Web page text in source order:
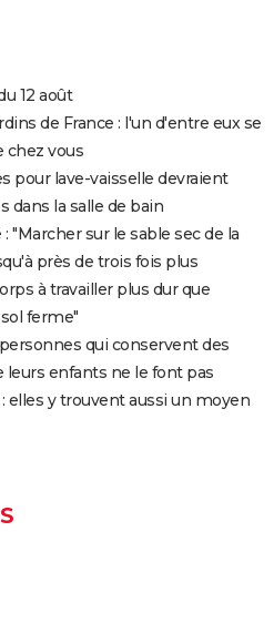
12 août
de France : l'un d'entre eux se
chez vous
pour lave-vaisselle devraient
dans la salle de bain
"Marcher sur le sable sec de la
près de trois fois plus
à travailler plus dur que
ferme"
qui conservent des
leurs enfants ne le font pas
elles y trouvent aussi un moyen